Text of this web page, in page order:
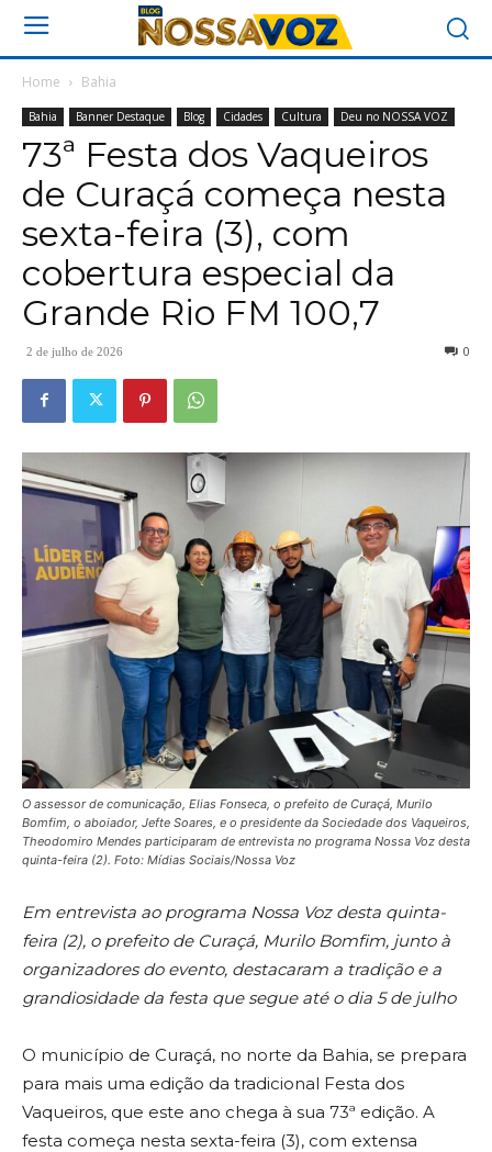
Home Bahia
Bahia Banner Destaque Blog Cidades Cultura Deu no NOSSA VOZ
73ª Festa dos Vaqueiros
de Curaçá começa nesta
sexta-feira (3), com
cobertura especial da
Grande Rio FM 100,7
2 de julho de 2026 0
O assessor de comunicação, Elias Fonseca, o prefeito de Curaçá, Murilo
Bomfim, o aboiador, Jefte Soares, e o presidente da Sociedade dos Vaqueiros,
Theodomiro Mendes participaram de entrevista no programa Nossa Voz desta
quinta-feira (2). Foto: Mídias Sociais/Nossa Voz
Em entrevista ao programa Nossa Voz desta quinta-
feira (2), o prefeito de Curaçá, Murilo Bomfim, junto à
organizadores do evento, destacaram a tradição e a
grandiosidade da festa que segue até o dia 5 de julho
O município de Curaçá, no norte da Bahia, se prepara
para mais uma edição da tradicional Festa dos
Vaqueiros, que este ano chega à sua 73ª edição. A
festa começa nesta sexta-feira (3), com extensa